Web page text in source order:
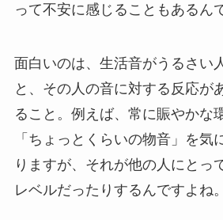
って不安に感じることもあるん
面白いのは、生活音がうるさい
と、その人の音に対する反応が
ること。例えば、常に賑やかな
「ちょっとくらいの物音」を気
りますが、それが他の人にとっ
レベルだったりするんですよね。